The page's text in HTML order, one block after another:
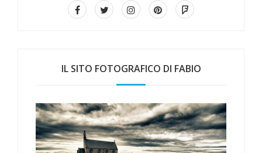
IL SITO FOTOGRAFICO DI FABIO